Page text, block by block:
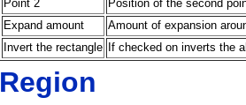
Point 2
Position of the second
Expand amount
Amount of expansion
Invert the rectangle
If checked on inverts the
Region